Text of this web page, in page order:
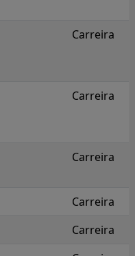
Carreira
Carreira
Carreira
Carreira
Carreira